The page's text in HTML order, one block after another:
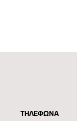
ΤΗΛΕΦΩΝΑ